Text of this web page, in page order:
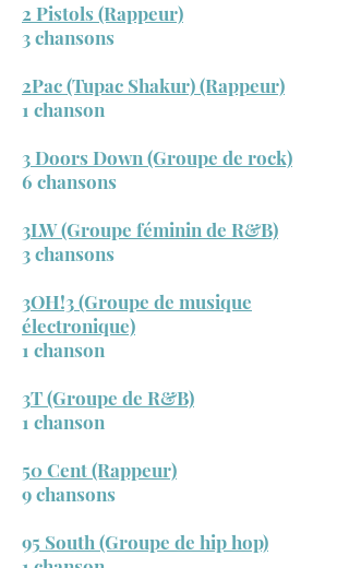
2 Pistols (Rappeur)
3 chansons
2Pac (Tupac Shakur) (Rappeur)
1 chanson
3 Doors Down (Groupe de rock)
6 chansons
3LW (Groupe féminin de R&B)
3 chansons
3OH!3 (Groupe de musique
électronique)
1 chanson
3T (Groupe de R&B)
1 chanson
50 Cent (Rappeur)
9 chansons
95 South (Groupe de hip hop)